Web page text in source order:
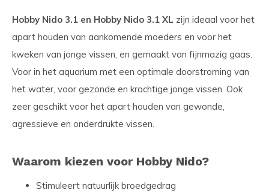
Hobby Nido 3.1 en Hobby Nido 3.1 XL zijn ideaal voor het
apart houden van aankomende moeders en voor het
kweken van jonge vissen, en gemaakt van fijnmazig gaas.
Voor in het aquarium met een optimale doorstroming van
het water, voor gezonde en krachtige jonge vissen. Ook
zeer geschikt voor het apart houden van gewonde,
agressieve en onderdrukte vissen.
Waarom kiezen voor Hobby Nido?
Stimuleert natuurlijk broedgedrag